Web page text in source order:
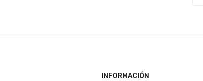
INFORMACIÓN